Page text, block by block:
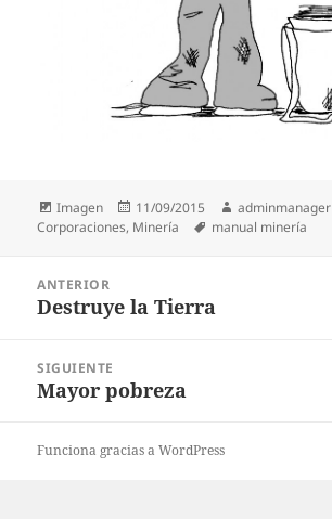
Formato
Imagen
Publicado
el
11/09/2015 Autor
adminmanager
Corporaciones, Minería Etiquetas
manual minería
entradas
ANTERIOR
Entrada
Destruye la Tierra
SIGUIENTE
Entrada
Mayor pobreza
Funciona gracias a WordPress